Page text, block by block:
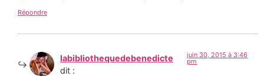
Répondre
labibliothequedebenedicte
dit :
juin 30, 2015 à 3:46
pm